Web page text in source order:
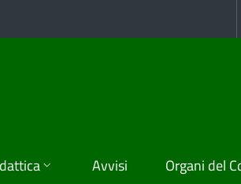
Avvisi Organi del